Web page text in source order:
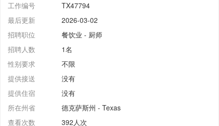
工作编号
TX47794
最后更新
2026-03-02
招聘职位
餐饮业 - 厨师
招聘人数
1名
性别要求
不限
提供接送
没有
提供住宿
没有
所在州省
德克萨斯州 - Texas
查看次数
392人次